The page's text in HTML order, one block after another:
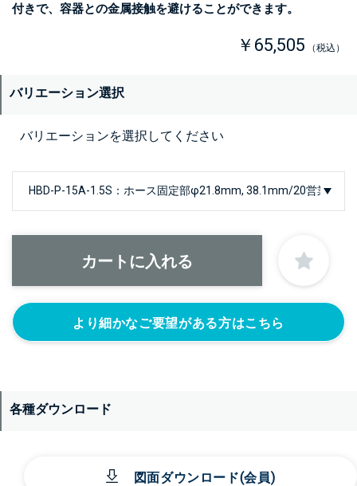
付きで、容器との金属接触を避けることができます。
￥65,505 （税込）
バリエーション選択
バリエーションを選択してください
より細かなご要望がある方はこちら
各種ダウンロード
図面ダウンロード(会員)